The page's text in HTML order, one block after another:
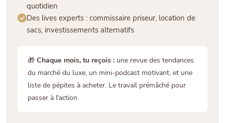
quotidien
Des lives experts : commissaire priseur, location de
sacs, investissements alternatifs
🎁 Chaque mois, tu reçois : une revue des tendances
du marché du luxe, un mini-podcast motivant, et une
liste de pépites à acheter. Le travail prémâché pour
passer à l'action.